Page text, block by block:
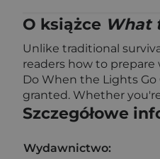
O książce What
Unlike traditional
readers how to
Do When the Lights
granted. Whether
Szczegółowe
Wydawnictwo: